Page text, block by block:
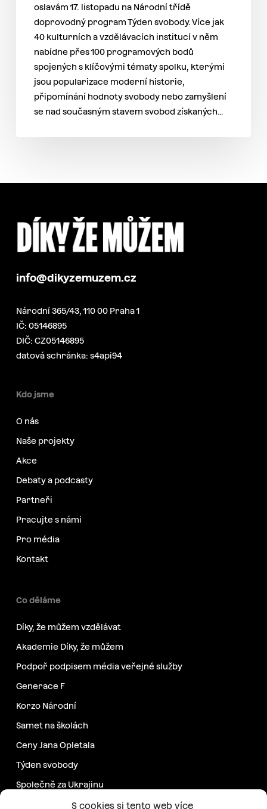
S cookies si tento web více
oslavám 17. listopadu na Národní třídě
doprovodný program Týden svobody. Více jak
40 kulturních a vzdělávacích institucí v něm
nabídne přes 100 programových bodů
spojených s klíčovými tématy spolku, kterými
jsou popularizace moderní historie,
připomínání hodnoty svobody nebo zamyšlení
se nad současným stavem svobod získaných…
info@dikyzemuzem.cz
Národní 365/43, 110 00 Praha 1
IČ: 05146895
DIČ: CZ05146895
datová schránka: s4api94
Kdo jsme
O nás
Naše projekty
Akce
Debaty a podcasty
Partneři
Pracujte s námi
Pro média
Kontakt
Co děláme
Díky, že můžem vzdělávat
Akademie Díky, že můžem
Podpoř podpisem média veřejné služby
Generace F
Korzo Národní
Samet na školách
Ceny Jana Opletala
Týden svobody
Společně za Ukrajinu
Další projekty